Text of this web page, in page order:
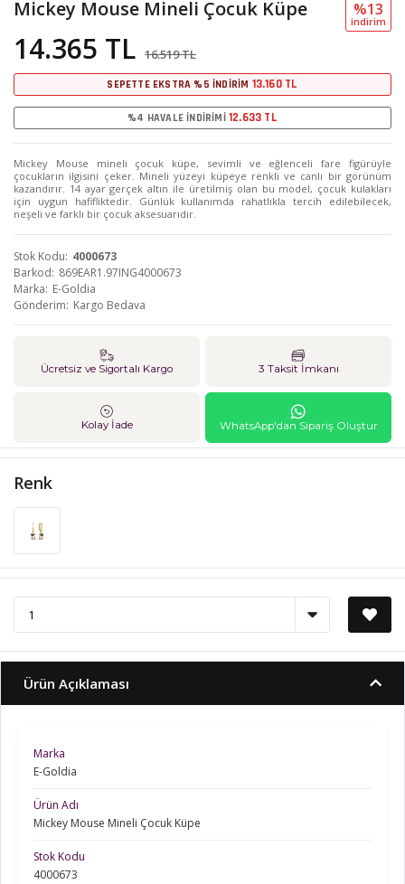
Mickey Mouse Mineli Çocuk Küpe
14.365 TL 16.519 TL
%13
i̇ndi̇ri̇m
SEPETTE EKSTRA %5 İNDİRİM 13.160 TL
%4 HAVALE İNDİRİMİ 12.633 TL
Mickey Mouse mineli çocuk küpe, sevimli ve eğlenceli fare figürüyle
çocukların ilgisini çeker. Mineli yüzeyi küpeye renkli ve canlı bir görünüm
kazandırır. 14 ayar gerçek altın ile üretilmiş olan bu model, çocuk kulakları
için uygun hafifliktedir. Günlük kullanımda rahatlıkla tercih edilebilecek,
neşeli ve farklı bir çocuk aksesuarıdır.
Stok Kodu 4000673
Barkod 869EAR1.97ING4000673
Marka E-Goldia
Gönderim Kargo Bedava
Ücretsiz ve Sigortalı Kargo 3 Taksit İmkanı
Kolay İade WhatsApp'dan Sipariş Oluştur
Renk
Ürün Açıklaması
Marka
E-Goldia
Ürün Adı
Mickey Mouse Mineli Çocuk Küpe
Stok Kodu
4000673